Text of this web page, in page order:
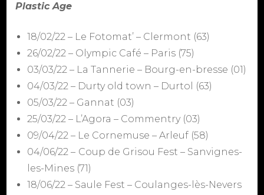
Plastic Age
18/02/22 – Le Fotomat’ – Clermont (63)
26/02/22 – Olympic Café – Paris (75)
03/03/22 – La Tannerie – Bourg-en-bresse (01)
04/03/22 – Durty old town – Durtol (63)
05/03/22 – Gannat (03)
25/03/22 – L’Agora – Commentry (03)
09/04/22 – Le Cornemuse – Arleuf (58)
04/06/22 – Coup de Grisou Fest – Sanvignes-
les-Mines (71)
18/06/22 – Saule Fest – Coulanges-lès-Nevers